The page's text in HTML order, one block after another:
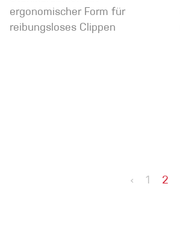
ergonomischer Form für
reibungsloses Clippen
‹ 1 2